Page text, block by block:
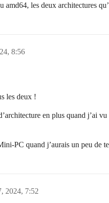
amd64, les deux architectures
8:56
les deux !
en plus quand j’ai
PC quand j’aurais un peu de
2024, 7:52